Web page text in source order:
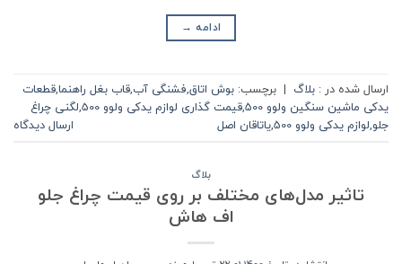
ادامه →
ارسال شده در : بلاگ | برچسب: بوش اتاق,فشنگی آب,قاب بغل راهنما,قطعات
یدکی ماشین سنگین ولوو 500
,قیمت گذاری لوازم یدکی ولوو 500 ,لگنی چراغ
جلو,لوازم یدکی ولوو 500 ,یاتاقان اصل ارسال دیدگاه
بلاگ
تاثیر مدل‌های مختلف بر روی قیمت چراغ جلو
اف هاش